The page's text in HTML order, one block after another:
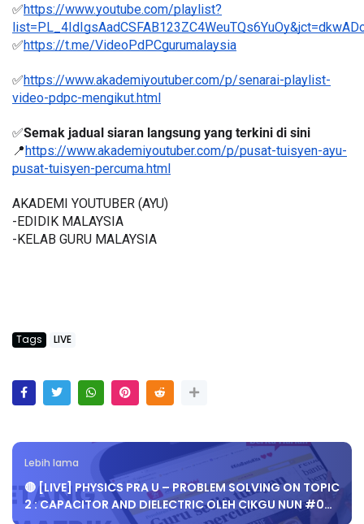
✅https://www.youtube.com/playlist?
✅https://t.me/VideoPdPCgurumalaysia
✅https://www.akademiyoutuber.com/p/senarai-playlist-
video-pdpc-mengikut.html
✅Semak jadual siaran langsung yang terkini di sini
📍https://www.akademiyoutuber.com/p/pusat-tuisyen-ayu-
pusat-tuisyen-percuma.html
AKADEMI YOUTUBER (AYU)
-EDIDIK MALAYSIA
-KELAB GURU MALAYSIA
Tags LIVE
Lebih lama
🔴 [LIVE] PHYSICS PRA U – PROBLEM SOLVING ON TOPIC
2 : CAPACITOR AND DIELECTRIC OLEH CIKGU NUN #0…